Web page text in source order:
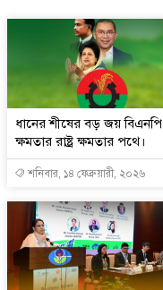
ধানের শীষের বড় জয় বিএনপি
ক্ষমতার রাষ্ট্র ক্ষমতার পথে।
শনিবার, ১৪ ফেব্রুয়ারী, ২০২৬